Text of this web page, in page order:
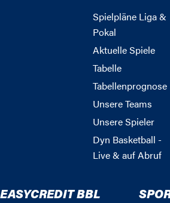
Spielpläne Liga &
Pokal
Aktuelle Spiele
Tabelle
Tabellenprognose
Unsere Teams
Unsere Spieler
Dyn Basketball -
Live & auf Abruf
EASYCREDIT BBL